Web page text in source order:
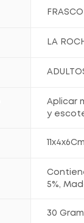
FRASCO
LA
Aplicar
y
11x4x6Cm
5%,
30